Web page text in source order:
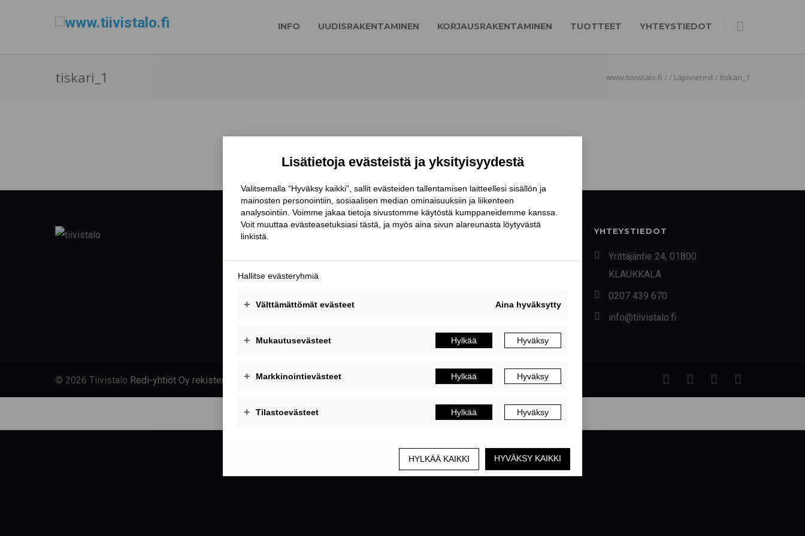
INFO UUDISRAKENTAMINEN KORJAUSRAKENTAMINEN TUOTTEET YHTEYSTIEDOT
tiskari_1 www.tiivistalo.fi // Läpiviennit/tiskari_1
YHTEYSTIEDOT
Yrittäjäntie 24, 01800
KLAUKKALA
0207 439 670
info@tiivistalo.fi
© 2026 Tiivistalo Redi-yhtiöt Oy rekisteriseloste
MUOKKAA EVÄSTEASETUKSIA